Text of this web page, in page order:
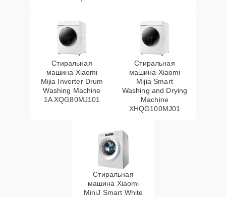
Стиральная
машина Xiaomi
Mijia Inverter Drum
Washing Machine
1A XQG80MJ101
Стиральная
машина Xiaomi
Mijia Smart
Washing and Drying
Machine
XHQG100MJ01
Стиральная
машина Xiaomi
MiniJ Smart White